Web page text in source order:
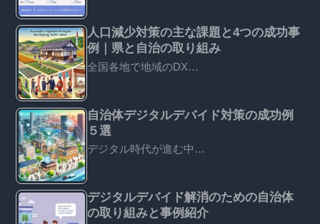
人口減少対策の主な課題と4つの成功事
例｜県と自治の取り組み
全国各地で地域のDX…
自治体デジタルデバイド対策の成功例
５選
デジタル時代が進む中…
デジタルデバイド解消のための自治体
の取り組みと事例紹介